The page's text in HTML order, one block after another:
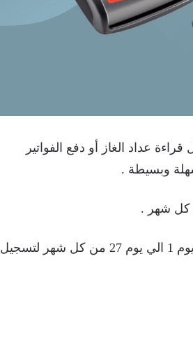
قراءة عداد الغاز أو دفع الفواتير
سهلة وبسيطة .
عملائها بتثبيت يوم من كل شهر يكون في الفترة من يوم 1 الي يوم 27 من كل شهر لتسجيل